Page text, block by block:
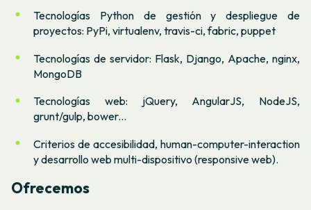
Tecnologías Python de gestión y despliegue de
proyectos: PyPi, virtualenv, travis-ci, fabric, puppet
Tecnologías de servidor: Flask, Django, Apache, nginx,
MongoDB
Tecnologías web: jQuery, AngularJS, NodeJS,
grunt/gulp, bower...
Criterios de accesibilidad, human-computer-interaction
y desarrollo web multi-dispositivo (responsive web).
Ofrecemos